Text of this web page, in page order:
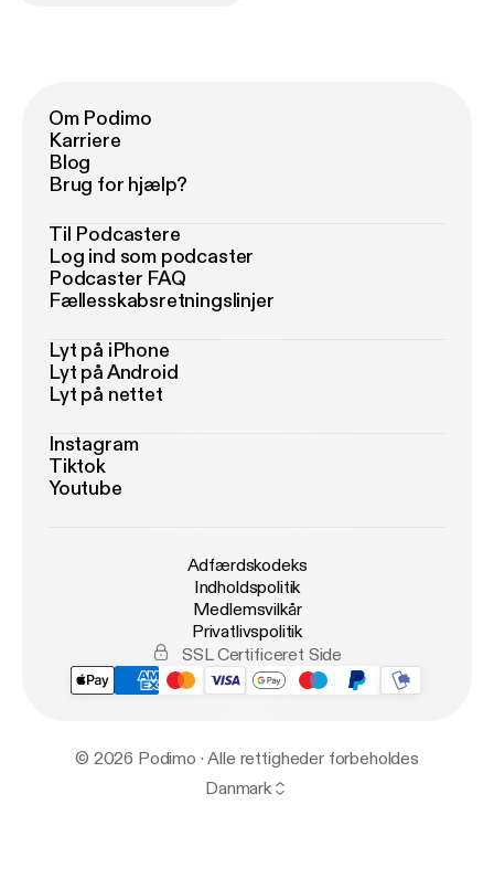
Om Podimo
Karriere
Blog
Brug for hjælp?
Til Podcastere
Log ind som podcaster
Podcaster FAQ
Fællesskabsretningslinjer
Lyt på iPhone
Lyt på Android
Lyt på nettet
Instagram
Tiktok
Youtube
Adfærdskodeks
Indholdspolitik
Medlemsvilkår
Privatlivspolitik
SSL Certificeret Side
© 2026 Podimo · Alle rettigheder forbeholdes
Danmark